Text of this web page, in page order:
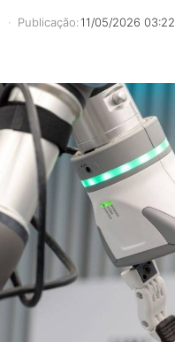
Publicação:11/05/2026 03:22